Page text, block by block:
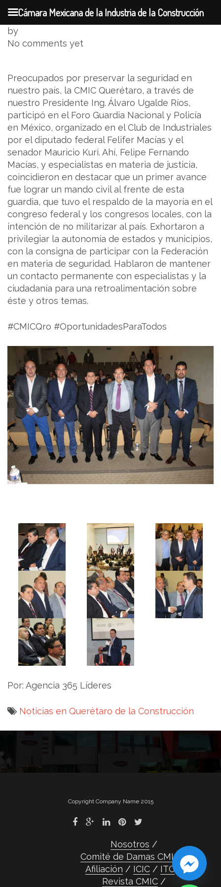
Skip
to
by
No comments yet
Preocupados por preservar la seguridad en
nuestro país, la CMIC Querétaro, a través de
nuestro Presidente Ing. Álvaro Ugalde Ríos,
participó en el Foro Guardia Nacional y Policía
en México, organizado en el Club de Industriales
por el diputado federal Felifer Macías y el
senador Mauricio Kuri. Ahí, Felipe Fernando
Macías, y especialistas en materia de justicia,
coincidieron en destacar que un primer avance
fue lograr un mando civil al frente de esta
guardia, que tuvo el respaldo de la mayoría en el
congreso federal y los congresos locales, con la
intención de no militarizar al país. Exhortaron a
privilegiar la autonomía de estados y municipios,
con la consigna de participar con la Federación
en materia de seguridad. Hablaron de mantener
un contacto permanente con especialistas y la
ciudadanía para una retroalimentación sobre
éste y otros temas.
#CMICQro #OportunidadesParaTodos
Por: Agencia 365 Líderes
Noticias en Querétaro de la Construcción
entradas
Copyright Company Name 2015
Nosotros
Comité de Damas CMIC
Afiliación
ICIC
ITC
Revista CMIC
Cámara Mexicana de la Industria de la Construcción